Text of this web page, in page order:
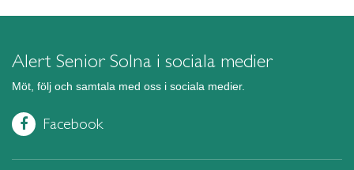
Alert Senior Solna i sociala medier
Möt, följ och samtala med oss i sociala medier.
Facebook